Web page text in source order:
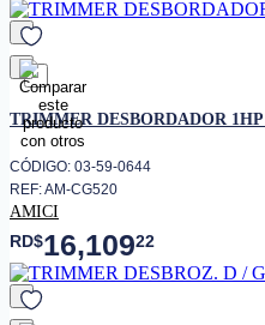
favorito
TRIMMER DESBORDADOR
CÓDIGO: 03-59-0644
REF: AM-CG520
AMICI
RD$16,10922